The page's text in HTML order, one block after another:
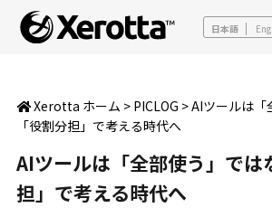
日本語
Xerotta ホーム > PICLOG >AIツールは「
「役割分担」で考える時代へ
AIツールは「全部使う」では
担」で考える時代へ